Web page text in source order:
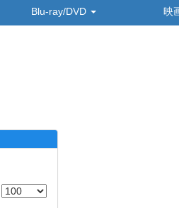
Blu-ray/DVD 映